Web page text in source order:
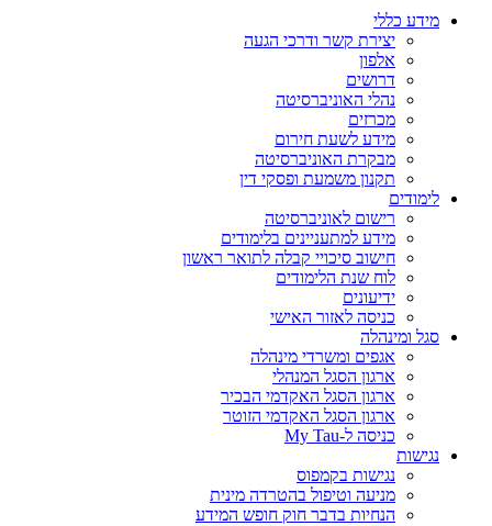
מידע כללי
יצירת קשר ודרכי הגעה
אלפון
דרושים
נהלי האוניברסיטה
מכרזים
מידע לשעת חירום
מבקרת האוניברסיטה
תקנון משמעת ופסקי דין
לימודים
רישום לאוניברסיטה
מידע למתעניינים בלימודים
חישוב סיכויי קבלה לתואר ראשון
לוח שנת הלימודים
ידיעונים
כניסה לאזור האישי
סגל ומינהלה
אגפים ומשרדי מינהלה
ארגון הסגל המנהלי
ארגון הסגל האקדמי הבכיר
ארגון הסגל האקדמי הזוטר
כניסה ל-My Tau
נגישות
נגישות בקמפוס
מניעה וטיפול בהטרדה מינית
הנחיות בדבר חוק חופש המידע